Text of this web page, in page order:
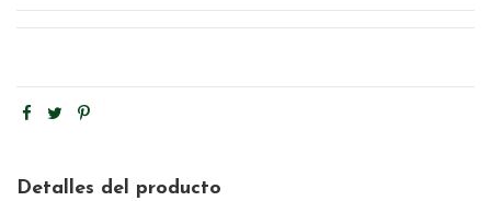
Detalles del producto